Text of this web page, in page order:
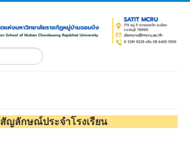
สัญลักษณ์ประจำโรงเรียน